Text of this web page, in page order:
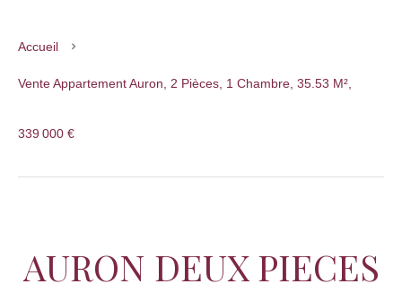
Accueil
Vente Appartement Auron, 2 Pièces, 1 Chambre, 35.53 M²,
339 000 €
AURON DEUX PIECES